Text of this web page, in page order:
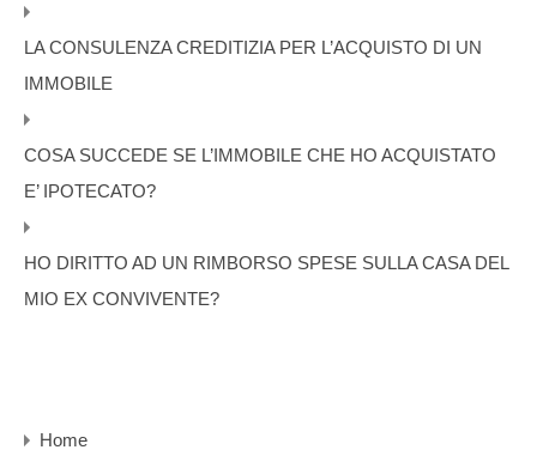
LA CONSULENZA CREDITIZIA PER L’ACQUISTO DI UN
IMMOBILE
COSA SUCCEDE SE L’IMMOBILE CHE HO ACQUISTATO
E’ IPOTECATO?
HO DIRITTO AD UN RIMBORSO SPESE SULLA CASA DEL
MIO EX CONVIVENTE?
Home